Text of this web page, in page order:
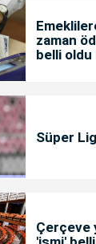
zaman
belli oldu
Süper
Çerçeve